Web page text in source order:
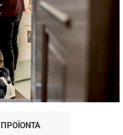
ΠΡΟΪΟΝΤΑ